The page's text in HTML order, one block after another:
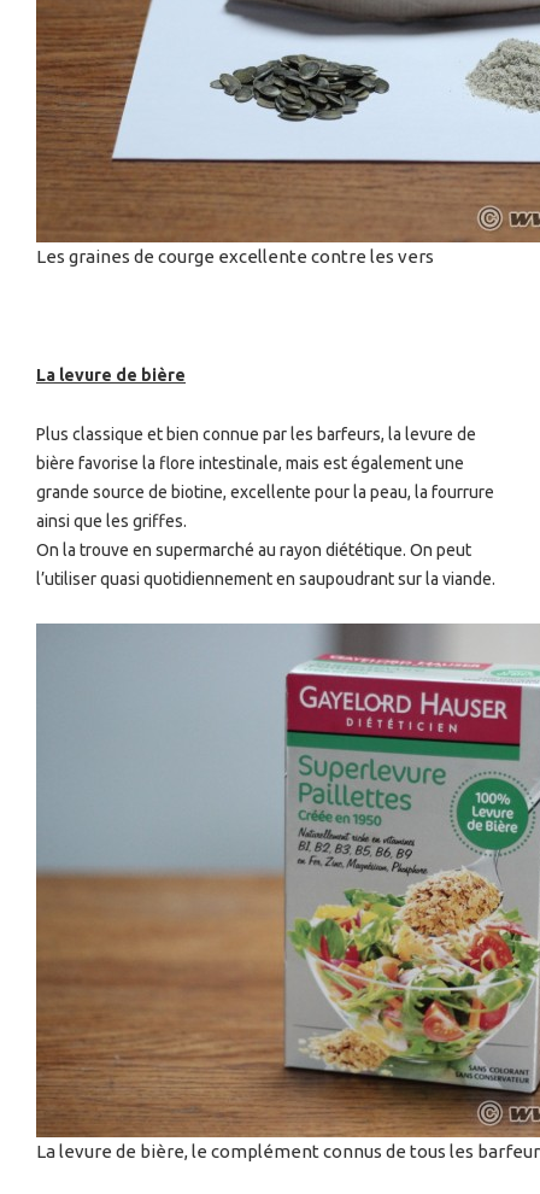
Les graines de courge excellente contre les vers
La levure de bière
Plus classique et bien connue par les barfeurs, la levure de
bière favorise la flore intestinale, mais est également une
grande source de biotine, excellente pour la peau, la fourrure
ainsi que les griffes.
On la trouve en supermarché au rayon diététique. On peut
l’utiliser quasi quotidiennement en saupoudrant sur la viande.
La levure de bière, le complément connus de tous les